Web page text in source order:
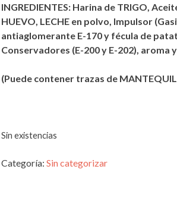
INGREDIENTES: Harina de TRIGO,
HUEVO, LECHE en polvo, Impulsor
antiaglomerante E-170 y fécula de
Conservadores (E-200 y E-202), aroma
(Puede contener trazas de
Sin existencias
Categoría: Sin categorizar